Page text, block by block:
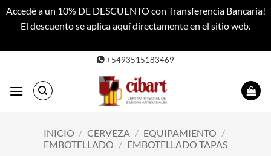
Accedé a un 10% DE DESCUENTO con Transferencia Bancaria!
El descuento se aplica aquí directamente en el sitio web.
contenido
+5493515183469
INICIO / CERVEZA / EQUIPAMIENTO /
EMBOTELLADO / EMBOTELLADO TAPAS